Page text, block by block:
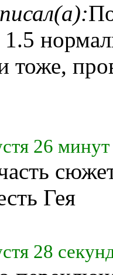
тоже,
26
Гея
28